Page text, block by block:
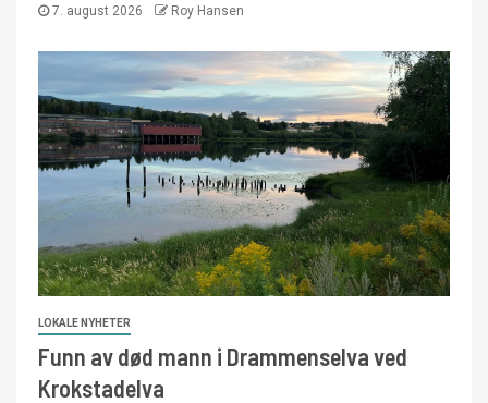
7. august 2026 Roy Hansen
LOKALE NYHETER
Funn av død mann i Drammenselva ved
Krokstadelva